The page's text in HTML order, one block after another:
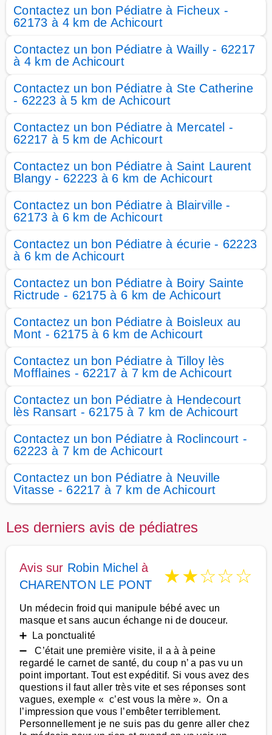
Contactez un bon Pédiatre à Ficheux -
62173 à 4 km de Achicourt
Contactez un bon Pédiatre à Wailly - 62217
à 4 km de Achicourt
Contactez un bon Pédiatre à Ste Catherine
- 62223 à 5 km de Achicourt
Contactez un bon Pédiatre à Mercatel -
62217 à 5 km de Achicourt
Contactez un bon Pédiatre à Saint Laurent
Blangy - 62223 à 6 km de Achicourt
Contactez un bon Pédiatre à Blairville -
62173 à 6 km de Achicourt
Contactez un bon Pédiatre à écurie - 62223
à 6 km de Achicourt
Contactez un bon Pédiatre à Boiry Sainte
Rictrude - 62175 à 6 km de Achicourt
Contactez un bon Pédiatre à Boisleux au
Mont - 62175 à 6 km de Achicourt
Contactez un bon Pédiatre à Tilloy lès
Mofflaines - 62217 à 7 km de Achicourt
Contactez un bon Pédiatre à Hendecourt
lès Ransart - 62175 à 7 km de Achicourt
Contactez un bon Pédiatre à Roclincourt -
62223 à 7 km de Achicourt
Contactez un bon Pédiatre à Neuville
Vitasse - 62217 à 7 km de Achicourt
Les derniers avis de pédiatres
Avis sur Robin Michel à
CHARENTON LE PONT
★★☆☆☆
Un médecin froid qui manipule bébé avec un
masque et sans aucun échange ni de douceur.
➕ La ponctualité
➖ C’était une première visite, il a à à peine
regardé le carnet de santé, du coup n’ a pas vu un
point important. Tout est expéditif. Si vous avez des
questions il faut aller très vite et ses réponses sont
vagues, exemple « c’est vous la mère ». On a
l’impression que vous l’embêter terriblement.
Personnellement je ne suis pas du genre aller chez